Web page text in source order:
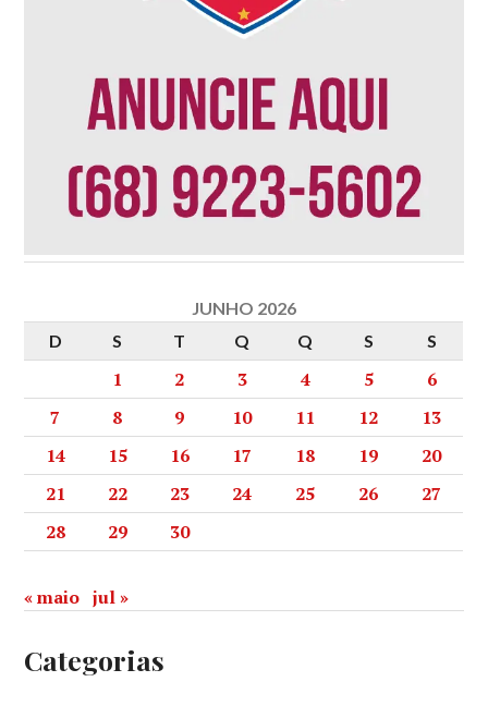
JUNHO 2026
D
S T Q Q S S
1 2 3 4 5
6
7
8 9 10 11 12
13
14
15 16 17 18 19
20
21
22 23 24 25 26
27
28
29 30
« maio jul »
Categorias